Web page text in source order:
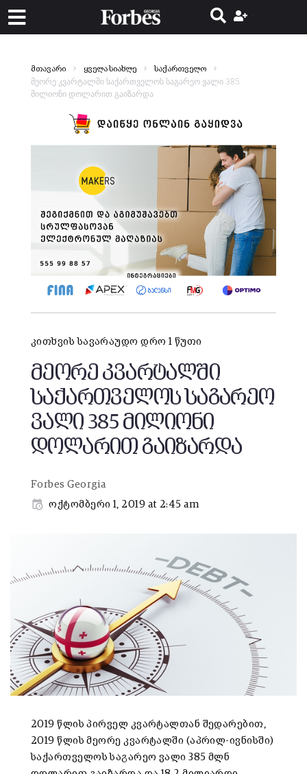
მთავარი ყველა სიახლე საქართველო
მეორე კვარტალში საქართველოს საგარეო ვალი 385
მილიონი დოლარით გაიზარდა
კითხვის სავარაუდო დრო 1 წუთი
მეორე კვარტალში
საქართველოს საგარეო
ვალი 385 მილიონი
დოლარით გაიზარდა
Forbes Georgia
ოქტომბერი 1, 2019 at 2:45 am
2019 წლის პირველ კვარტალთან შედარებით,
2019 წლის მეორე კვარტალში (აპრილ-ივნისში)
საქართველოს საგარეო ვალი 385 მლნ